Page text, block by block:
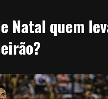
Natal quem